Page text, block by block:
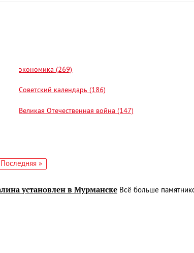
экономика (269)
Советский календарь (186)
Великая Отечественная война (147)
Последняя
Последняя »
установлен в Мурманске Всё больше